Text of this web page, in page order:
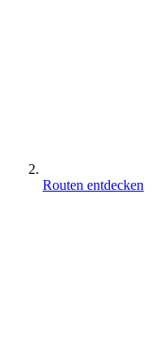
Routen entdecken